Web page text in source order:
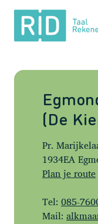
RID
Taal
Rekenen
(De
Pr.
1934EA
Plan je route
Tel: 085-
Mail: